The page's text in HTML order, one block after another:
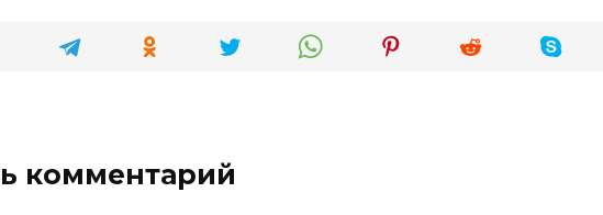
комментарий